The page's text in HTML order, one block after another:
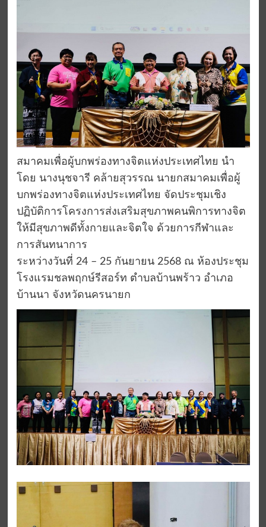
สมาคมเพื่อผู้บกพร่องทางจิตแห่งประเทศไทย นำ
โดย นางนุชจารี คล้ายสุวรรณ นายกสมาคมเพื่อผู้
บกพร่องทางจิตแห่งประเทศไทย จัดประชุมเชิง
ปฏิบัติการโครงการส่งเสริมสุขภาพคนพิการทางจิต
ให้มีสุขภาพดีทั้งกายและจิตใจ ด้วยการกีฬาและ
การสันทนาการ
ระหว่างวันที่ 24 – 25 กันยายน 2568 ณ ห้องประชุม
โรงแรมชลพฤกษ์รีสอร์ท ตำบลบ้านพร้าว อำเภอ
บ้านนา จังหวัดนครนายก